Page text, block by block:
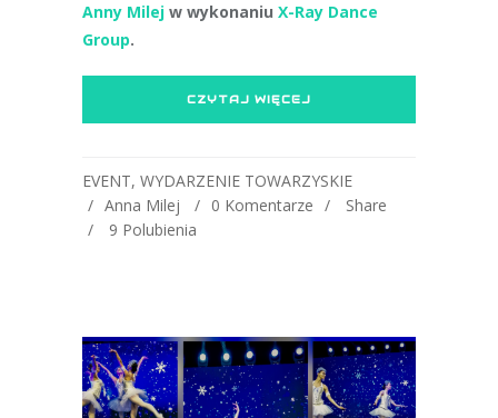
Anny Milej w wykonaniu X-Ray Dance
Group.
CZYTAJ WIĘCEJ
EVENT, WYDARZENIE TOWARZYSKIE
Anna Milej
0 Komentarze
Share
9 Polubienia